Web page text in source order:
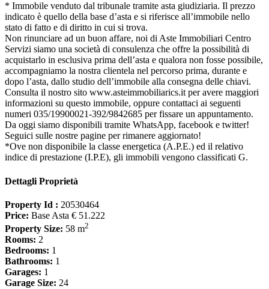
* Immobile venduto dal tribunale tramite asta giudiziaria. Il prezzo
indicato è quello della base d’asta e si riferisce all’immobile nello
stato di fatto e di diritto in cui si trova.
Non rinunciare ad un buon affare, noi di Aste Immobiliari Centro
Servizi siamo una società di consulenza che offre la possibilità di
acquistarlo in esclusiva prima dell’asta e qualora non fosse possibile,
accompagniamo la nostra clientela nel percorso prima, durante e
dopo l’asta, dallo studio dell’immobile alla consegna delle chiavi.
Consulta il nostro sito www.asteimmobiliarics.it per avere maggiori
informazioni su questo immobile, oppure contattaci ai seguenti
numeri 035/19900021-392/9842685 per fissare un appuntamento.
Da oggi siamo disponibili tramite WhatsApp, facebook e twitter!
Seguici sulle nostre pagine per rimanere aggiornato!
*Ove non disponibile la classe energetica (A.P.E.) ed il relativo
indice di prestazione (I.P.E), gli immobili vengono classificati G.
Dettagli Proprietà
Property Id : 20530464
Price: Base Asta € 51.222
Property Size: 58 m2
Rooms: 2
Bedrooms: 1
Bathrooms: 1
Garages: 1
Garage Size: 24